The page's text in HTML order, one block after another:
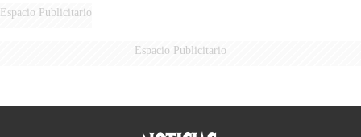
Espacio Publicitario
Espacio Publicitario